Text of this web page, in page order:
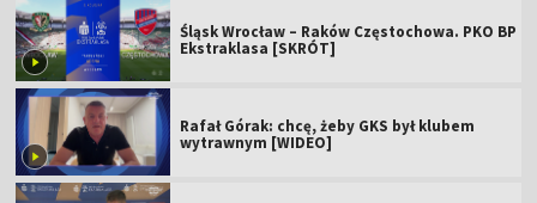
Śląsk Wrocław – Raków Częstochowa. PKO BP
Ekstraklasa [SKRÓT]
Rafał Górak: chcę, żeby GKS był klubem
wytrawnym [WIDEO]